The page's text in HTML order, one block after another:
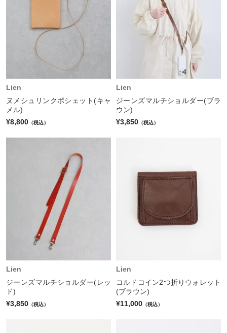
Lien
ヌメシュリンクポシェット(キャ
メル)
¥8,800 （税込）
Lien
ジーンズマルチショルダー(ブラ
ウン)
¥3,850 （税込）
Lien
ジーンズマルチショルダー(レッ
ド)
¥3,850 （税込）
Lien
コルドコイン2つ折りウォレット
(ブラウン)
¥11,000 （税込）